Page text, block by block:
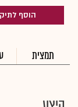
הוסף לתיק
תמצית